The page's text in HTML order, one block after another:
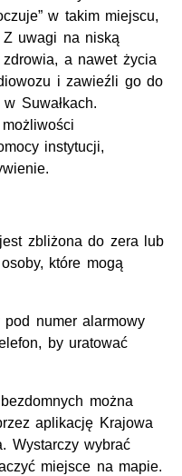
w takim miejscu,
uwagi na niską
a nawet życia
i zawieźli go do
Suwałkach.
instytucji,
zbliżona do zera lub
które mogą
pod numer alarmowy
by uratować
można
aplikację Krajowa
Wystarczy wybrać
miejsce na mapie.